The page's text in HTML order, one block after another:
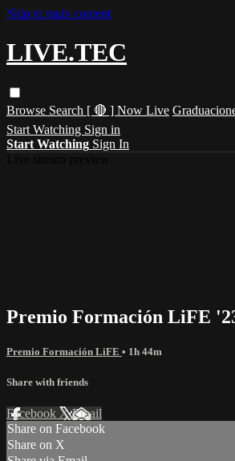
Skip to main content
LIVE.TEC
Browse Search [ 🔴 ] Now Live
Start Watching Sign in
Start Watching Sign In
Premio Formación LiFE
Premio Formación LiFE • 1h 44m
Share with friends
Facebook XEmail
Share on Facebook
Share on X